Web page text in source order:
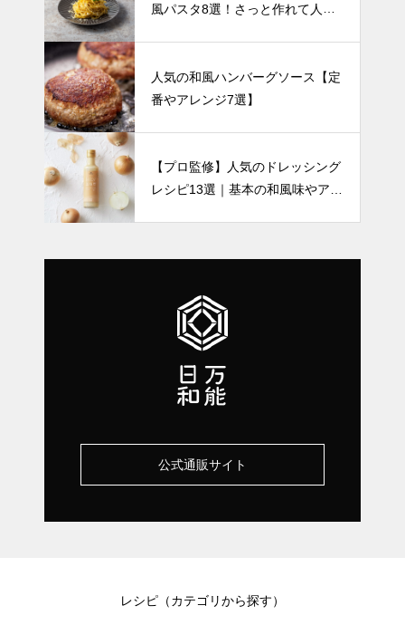
風パスタ8選！さっと作れて人気
人気の和風ハンバーグソース【定
番やアレンジ7選】
【プロ監修】人気のドレッシング
レシピ13選｜基本の和風味やアレ
公式通販サイト
レシピ（カテゴリから探す）